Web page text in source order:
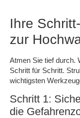
Ihre
zur
Atmen Sie tief durch.
Schritt für Schritt.
wichtigsten
Schritt 1:
die